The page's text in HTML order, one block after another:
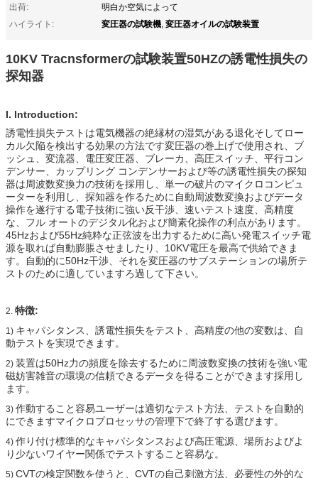
出荷:
明白か空気によって
ハイライト:
変圧器の試験機, 変圧器オイルの試験装置
10KV Tracnsformerの試験装置50HZの誘電性損失の
探知器
I. Introduction:
誘電性損失テストは電気機器の絶縁材の湿気がある退化そしてロー
カル欠陥を検出する効果の方法です変圧器の巻上げで使用され、ブ
ッシュ、変流器、電圧変圧器、ブレーカ、高圧スイッチ、平行コン
デンサー、カップリング コンデンサーおよび等の誘電性損失の探知
器は周波数変換力の技術を採用し、単一の破片のマイクロコンピュ
ーターを利用し、探知器を作るために自動周波数変換およびデータ
操作を遂行する電子技術に強い反干渉、速いテスト速度、高精度
な、フル オートのデジタル化および簡素化操作の利点があります。
45Hzおよび55Hz純粋な正弦波を出力するために高い発電スイッチ電
源を取れば自動膨脹させましたり、10KV電圧を最高で供給できま
す。自動的に50Hz干渉、それを変圧器のサブステーションの場所テ
ストのために適していますろ過して下さい。
2. 特徴:
1) キャパシタンス、誘電性損失をテスト、高精度の他の変数は、自
動テストを実現できます。
2) 装置は50Hz力の頻度を除去するために周波数変換の技術を強い電
磁妨害雑音の環境の信頼できるデータを得ることができます採用し
ます。
3) 作動すること容易ユーザーは適切なテスト方法、テストを自動的
にできますマイクロプロセッサの管理下で終了する選びます。
4) 作り付け標準的なキャパシタンスおよび高圧電源、場所およびよ
り少ないワイヤー関係でテストすること容易な。
5) CVTの検定関数を使うと、CVTの自己刺激方法、必要性の外的な